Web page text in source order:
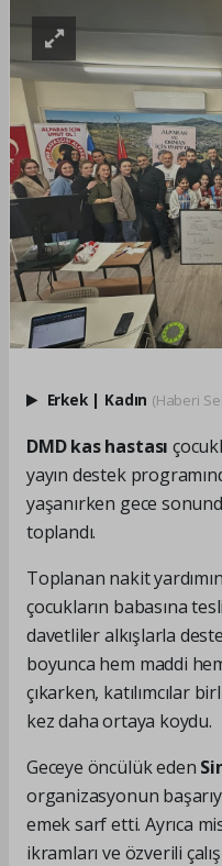
Erkek | Kadın (Haberi
DMD kas hastası
yayın destek
yaşanırken gece
toplandı.
Toplanan nakit
çocukların babasına
davetliler alkışlarla
boyunca hem maddi
çıkarken, katılımcılar
kez daha ortaya koydu.
Geceye öncülük eden
organizasyonun
emek sarf etti. Ayrıca
ikramları ve özverili